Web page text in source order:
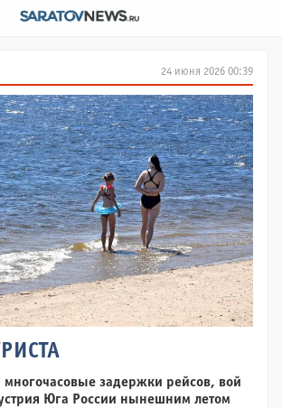
24 июня 2026 00:39
задержки рейсов, вой
Юга России нынешним летом